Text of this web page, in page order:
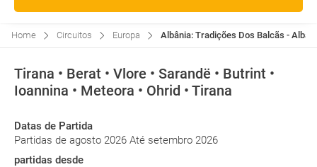
Home Circuitos Europa Albânia: Tradições Dos Balcãs -
Tirana • Berat • Vlore • Sarandë • Butrint •
Ioannina • Meteora • Ohrid • Tirana
Datas de Partida
Partidas de agosto 2026 Até setembro 2026
partidas desde